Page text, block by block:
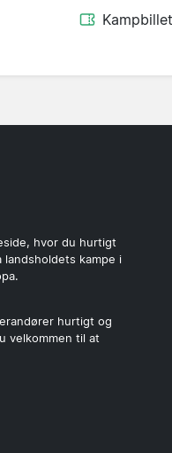
hvor du hurtigt
landsholdets kampe i
hurtigt og
velkommen til at